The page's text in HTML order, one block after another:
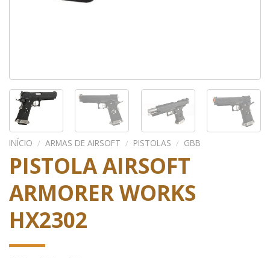
INÍCIO / ARMAS DE AIRSOFT / PISTOLAS / GBB
PISTOLA AIRSOFT
ARMORER WORKS
HX2302